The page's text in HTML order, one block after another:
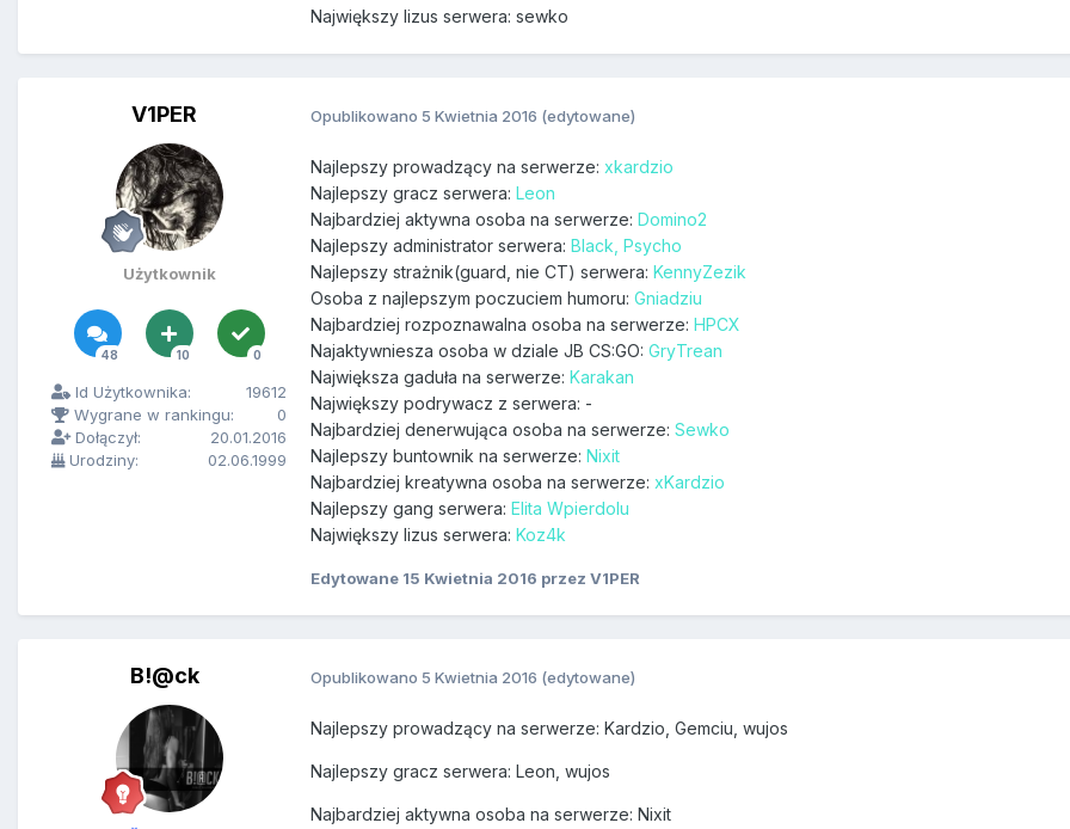
Największy lizus serwera: sewko
V1PER
Użytkownik
48 10 0
Id Użytkownika:
19612
Wygrane w rankingu:
0
Dołączył:
20.01.2016
Urodziny:
02.06.1999
Opublikowano 5 Kwietnia 2016 (edytowane)
Najlepszy prowadzący na serwerze: xkardzio
Najlepszy gracz serwera: Leon
Najbardziej aktywna osoba na serwerze: Domino2
Najlepszy administrator serwera: Black, Psycho
Najlepszy strażnik(guard, nie CT) serwera: KennyZezik
Osoba z najlepszym poczuciem humoru: Gniadziu
Najbardziej rozpoznawalna osoba na serwerze: HPCX
Najaktywniesza osoba w dziale JB CS:GO: GryTrean
Największa gaduła na serwerze: Karakan
Największy podrywacz z serwera: -
Najbardziej denerwująca osoba na serwerze: Sewko
Najlepszy buntownik na serwerze: Nixit
Najbardziej kreatywna osoba na serwerze: xKardzio
Najlepszy gang serwera: Elita Wpierdolu
Największy lizus serwera: Koz4k
Edytowane 15 Kwietnia 2016 przez V1PER
B!@ck Opublikowano 5 Kwietnia 2016 (edytowane)
Najlepszy prowadzący na serwerze: Kardzio, Gemciu, wujos
Najlepszy gracz serwera: Leon, wujos
Najbardziej aktywna osoba na serwerze: Nixit